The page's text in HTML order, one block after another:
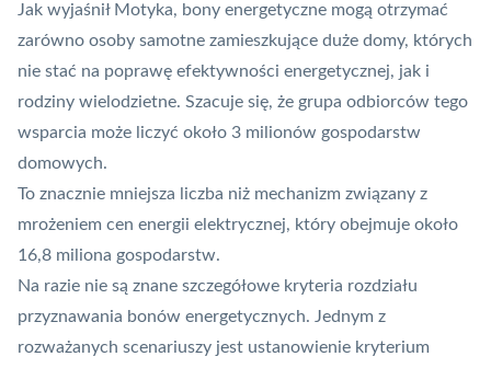
Jak wyjaśnił Motyka, bony energetyczne mogą otrzymać
zarówno osoby samotne zamieszkujące duże domy, których
nie stać na poprawę efektywności energetycznej, jak i
rodziny wielodzietne. Szacuje się, że grupa odbiorców tego
wsparcia może liczyć około 3 milionów gospodarstw
domowych.
To znacznie mniejsza liczba niż mechanizm związany z
mrożeniem cen energii elektrycznej, który obejmuje około
16,8 miliona gospodarstw.
Na razie nie są znane szczegółowe kryteria rozdziału
przyznawania bonów energetycznych. Jednym z
rozważanych scenariuszy jest ustanowienie kryterium